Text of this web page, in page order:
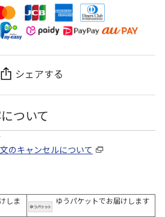
シェアする
ついて
のキャンセルについて
しま
ゆうパケットでお届けします